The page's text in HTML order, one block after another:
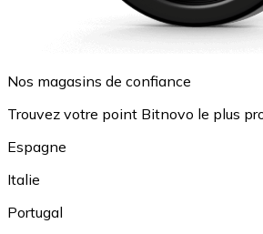
Nos magasins de confiance
Trouvez votre point Bitnovo le plus
Espagne
Italie
Portugal